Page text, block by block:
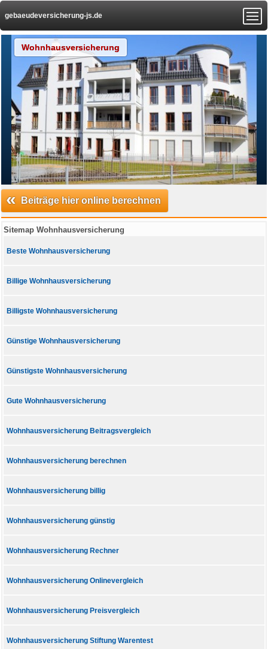
gebaeudeversicherung-js.de
Wohnhausversicherung
« Beiträge hier online berechnen
Sitemap Wohnhausversicherung
Beste Wohnhausversicherung
Billige Wohnhausversicherung
Billigste Wohnhausversicherung
Günstige Wohnhausversicherung
Günstigste Wohnhausversicherung
Gute Wohnhausversicherung
Wohnhausversicherung Beitragsvergleich
Wohnhausversicherung berechnen
Wohnhausversicherung billig
Wohnhausversicherung günstig
Wohnhausversicherung Rechner
Wohnhausversicherung Onlinevergleich
Wohnhausversicherung Preisvergleich
Wohnhausversicherung Stiftung Warentest